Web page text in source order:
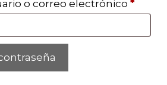
o correo electrónico *